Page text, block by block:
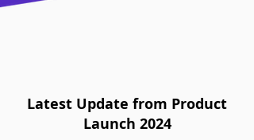
Latest Update from Product
Launch 2024